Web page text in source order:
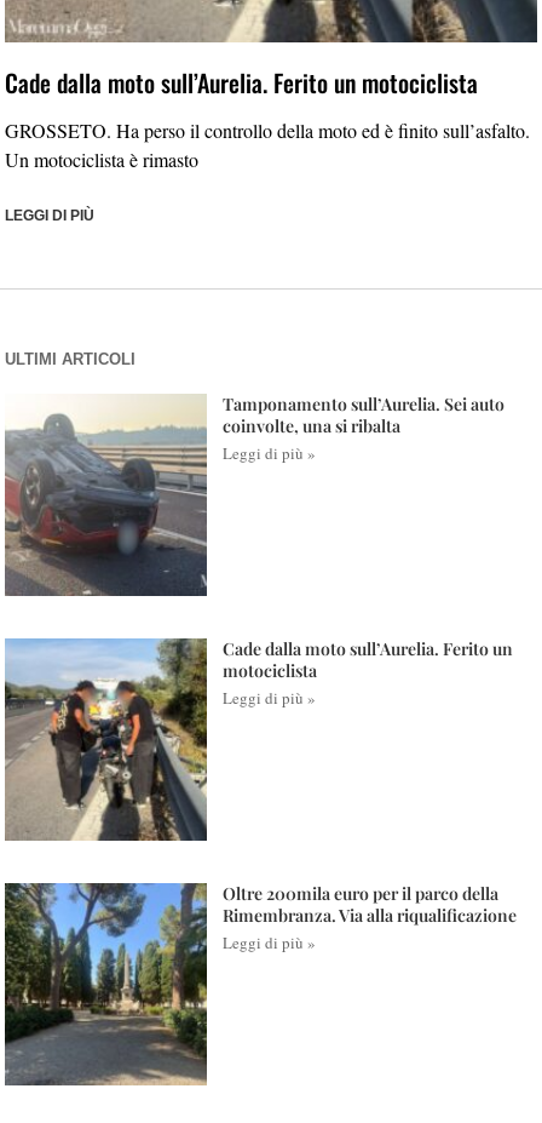
Cade dalla moto sull’Aurelia. Ferito un motociclista
GROSSETO. Ha perso il controllo della moto ed è finito sull’asfalto.
Un motociclista è rimasto
LEGGI DI PIÙ
ULTIMI ARTICOLI
Tamponamento sull’Aurelia. Sei auto
coinvolte, una si ribalta
Leggi di più »
Cade dalla moto sull’Aurelia. Ferito un
motociclista
Leggi di più »
Oltre 200mila euro per il parco della
Rimembranza. Via alla riqualificazione
Leggi di più »